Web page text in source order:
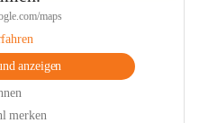
maps
anzeigen
merken